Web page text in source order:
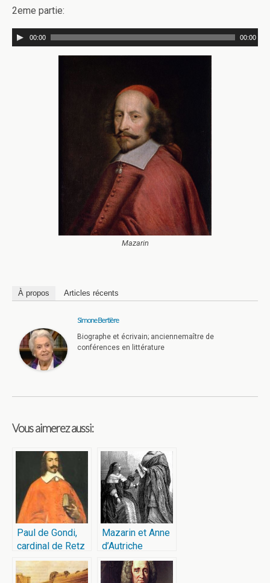
2eme partie:
00:00 00:00
Mazarin
À propos Articles récents
Simone Bertière
Biographe et écrivain; anciennemaître de
conférences en littérature
Vous aimerez aussi:
Paul de Gondi,
cardinal de Retz
Mazarin et Anne
d’Autriche